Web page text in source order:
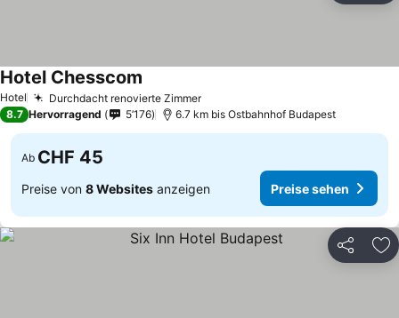
Hotel Durchdacht renovierte Zimmer
Hotel Chesscom
8.7 Hervorragend 5’176 6.7 km bis Ostbahnhof Budapest
Ab CHF 45
Preise von 8 Websites anzeigen Preise sehen
Teilen